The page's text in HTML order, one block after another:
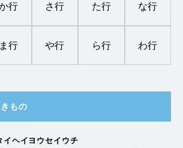
行 さ行 た行 な行
ま行 や行 ら行 わ行
もの
イヘイヨウセイウチ